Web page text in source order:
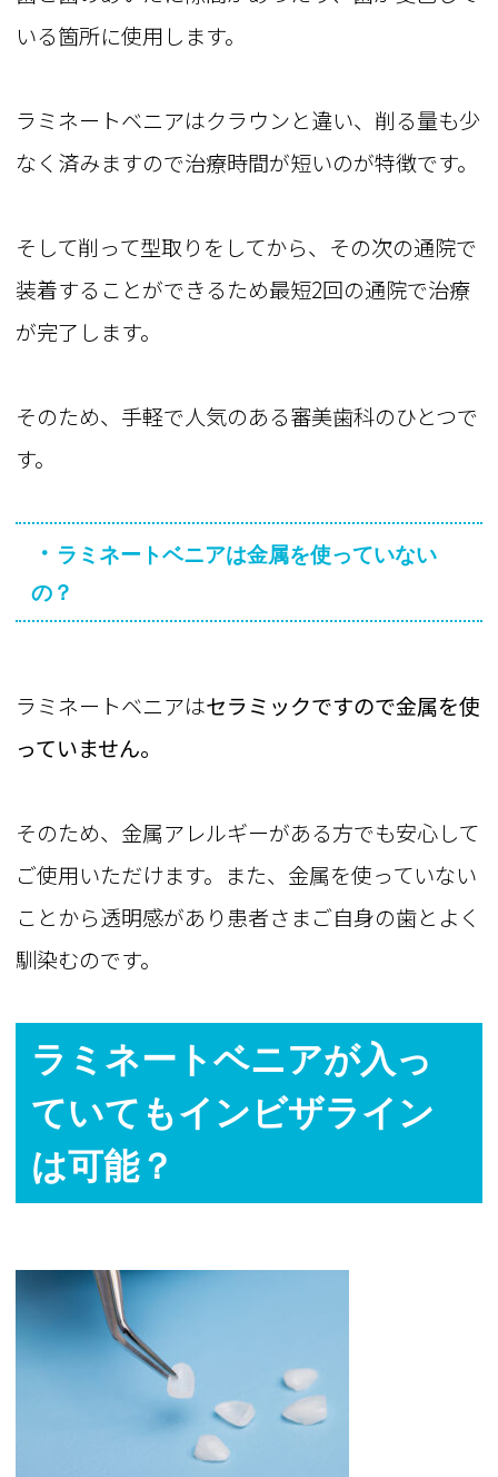
いる箇所に使用します。
ラミネートベニアはクラウンと違い、削る量も少
なく済みますので治療時間が短いのが特徴です。
そして削って型取りをしてから、その次の通院で
装着することができるため最短2回の通院で治療
が完了します。
そのため、手軽で人気のある審美歯科のひとつで
す。
・ ラミネートベニアは金属を使っていない
の？
ラミネートベニアはセラミックですので金属を使
っていません。
そのため、金属アレルギーがある方でも安心して
ご使用いただけます。また、金属を使っていない
ことから透明感があり患者さまご自身の歯とよく
馴染むのです。
ラミネートベニアが入っ
ていてもインビザライン
は可能？